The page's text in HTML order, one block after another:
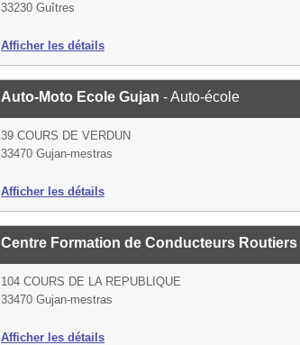
33230 Guîtres
Afficher les détails
Auto-Moto Ecole Gujan - Auto-école
39 COURS DE VERDUN
33470 Gujan-mestras
Afficher les détails
Centre Formation de Conducteurs Routiers
104 COURS DE LA REPUBLIQUE
33470 Gujan-mestras
Afficher les détails